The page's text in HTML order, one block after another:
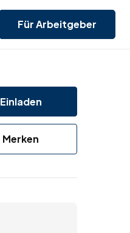
Für Arbeitgeber
Einladen
Merken